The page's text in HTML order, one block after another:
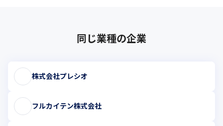
同じ業種の企業
株式会社プレシオ
フルカイテン株式会社